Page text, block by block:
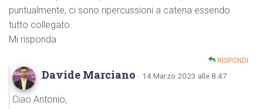
puntualmente, ci sono ripercussioni a catena essendo
tutto collegato.
Mi risponda
RISPONDI
Davide Marciano · 14 Marzo 2023 alle 8:47
Ciao Antonio,